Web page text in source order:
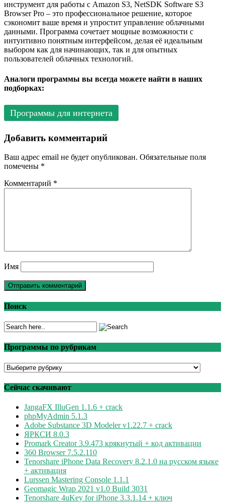
инструмент для работы с Amazon S3, NetSDK Software S3
Browser Pro – это профессиональное решение, которое
сэкономит ваше время и упростит управление облачными
данными. Программа сочетает мощные возможности с
интуитивно понятным интерфейсом, делая её идеальным
выбором как для начинающих, так и для опытных
пользователей облачных технологий.
Аналоги программы вы всегда можете найти в наших
подборках:
Программы для интернета
Добавить комментарий
Ваш адрес email не будет опубликован. Обязательные поля
помечены *
Комментарий *
Имя
Поиск
Программы по рубрикам
Программы
рубрикам
Сейчас скачивают
JangaFX IlluGen 1.1.6 + crack
phpMyAdmin 5.1.3
Adobe Substance 3D Modeler v1.22.7 + crack
ЯРКСИ 8.0.3
Promark Creator 3.9.473 крякнутый + код активации
360 Browser 7.5.2.110
Tenorshare iPhone Data Recovery 8.2.1.0 на русском языке
+ активация
Lurssen Mastering Console 1.1.1
Geomagic Wrap 2021 v1.0 Build 3031
Tenorshare 4uKey for iPhone 3.3.1.14 + ключ